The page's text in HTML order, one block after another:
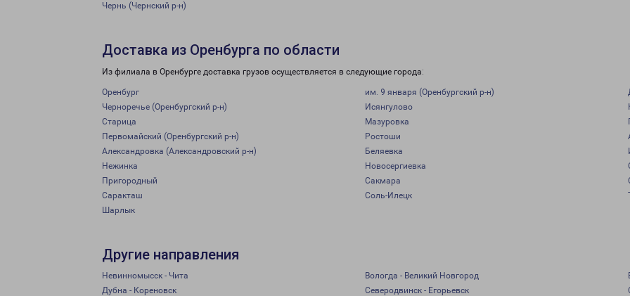
Чернь (Чернский р-н)
Доставка из Оренбурга по области
Из филиала в Оренбурге доставка грузов осуществляется в следующие города:
Оренбург им. 9 января (Оренбургский р-н)
Черноречье (Оренбургский р-н)
Исянгулово
Старица
Мазуровка
Первомайский (Оренбургский р-н)
Ростоши
Александровка (Александровский р-н)
Беляевка
Нежинка
Новосергиевка
Пригородный
Сакмара
Саракташ
Соль-Илецк
Шарлык
Другие направления
Невинномысск - Чита Вологда - Великий Новгород
Дубна - Кореновск
Северодвинск - Егорьевск